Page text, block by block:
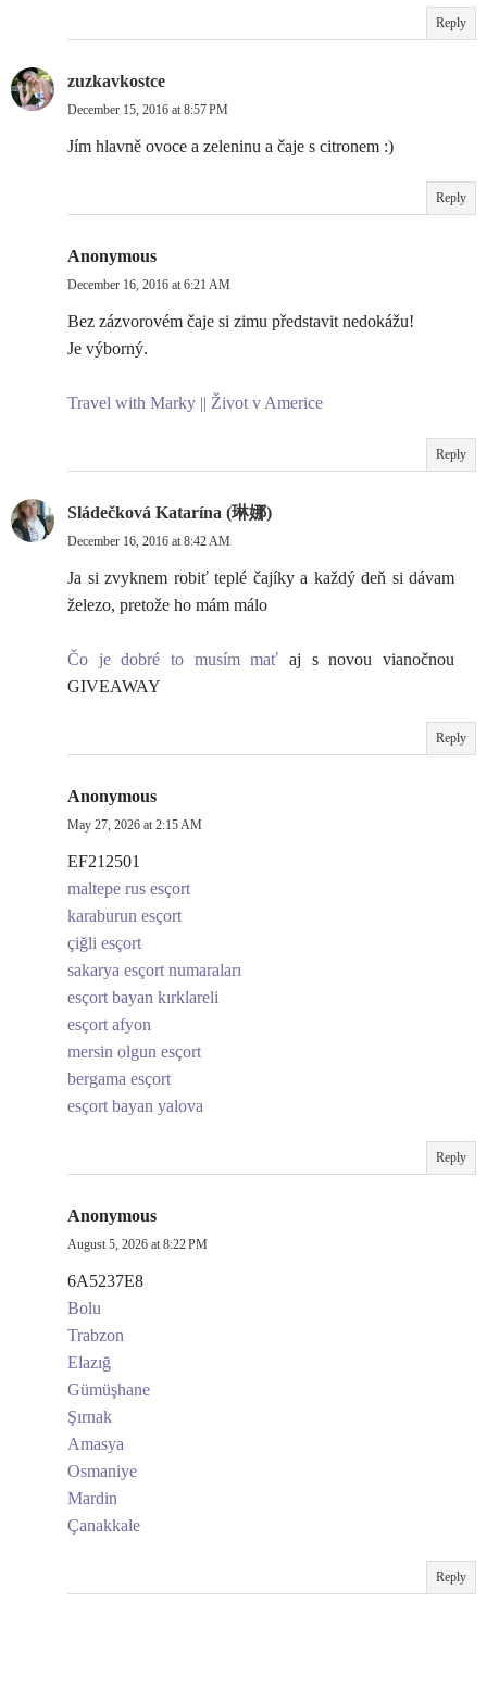
Reply
zuzkavkostce
December 15, 2016 at 8:57 PM
Jím hlavně ovoce a zeleninu a čaje s citronem :)
Reply
Anonymous
December 16, 2016 at 6:21 AM
Bez zázvorovém čaje si zimu představit nedokážu!
Je výborný.
Travel with Marky || Život v Americe
Reply
Sládečková Katarína (琳娜)
December 16, 2016 at 8:42 AM
Ja si zvyknem robiť teplé čajíky a každý deň si dávam
železo, pretože ho mám málo
Čo je dobré to musím mať aj s novou vianočnou
GIVEAWAY
Reply
Anonymous
May 27, 2026 at 2:15 AM
EF212501
maltepe rus esçort
karaburun esçort
çiğli esçort
sakarya esçort numaraları
esçort bayan kırklareli
esçort afyon
mersin olgun esçort
bergama esçort
esçort bayan yalova
Reply
Anonymous
August 5, 2026 at 8:22 PM
6A5237E8
Bolu
Trabzon
Elazığ
Gümüşhane
Şırnak
Amasya
Osmaniye
Mardin
Çanakkale
Reply